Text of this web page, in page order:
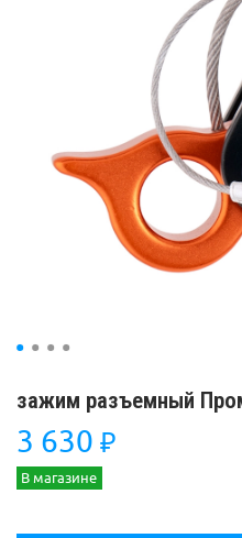
зажим разъемный
3 630 ₽
В магазине